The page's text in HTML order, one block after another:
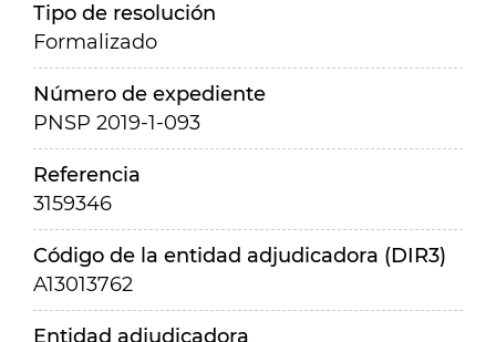
Tipo de resolución
Formalizado
Número de expediente
PNSP 2019-1-093
Referencia
3159346
Código de la entidad adjudicadora (DIR3)
A13013762
Entidad adjudicadora